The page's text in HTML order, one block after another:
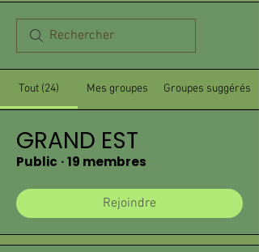
Tout (24) Mes groupes Groupes suggérés
GRAND EST
Public ·19 membres
Rejoindre